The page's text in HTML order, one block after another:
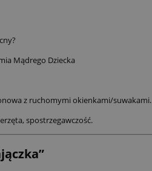
Mądrego Dziecka
z ruchomymi okienkami/suwakami.
spostrzegawczość.